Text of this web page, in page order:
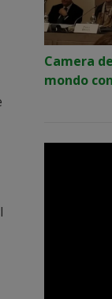
Camera
mondo